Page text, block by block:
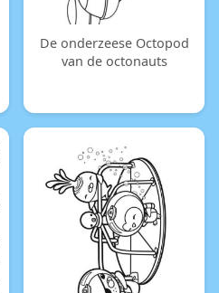
De onderzeese Octopod
van de octonauts